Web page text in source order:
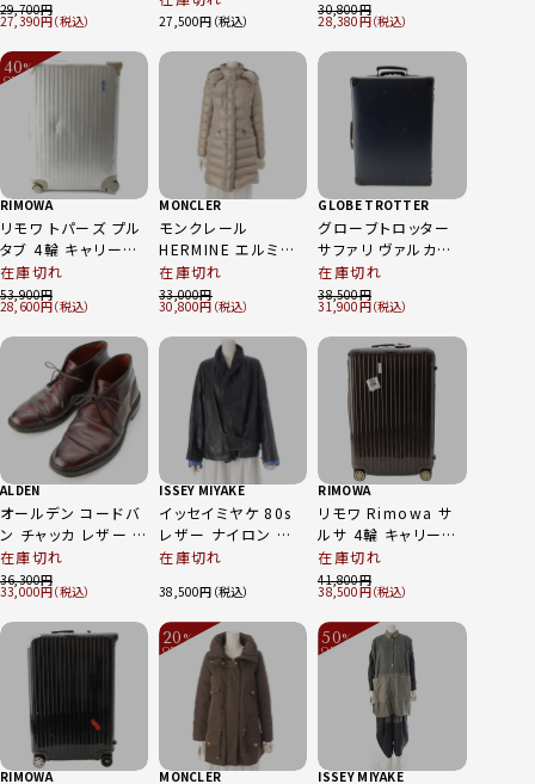
レタン ベルトバッグ
ウエストポーチ
S61WB0000 ブラッ
ク
29,700
27,390
ク総柄 チェーン ショ
ボディ ブラック ゴー
ルド金具
27,500
ト付き ブラック 40
30,800
28,380
40%
OFF
RIMOWA
リモワ トパーズ プル
タブ 4輪 キャリーバ
ッグ キャリーケース
トラベルバッグ
93170 シルバー
82L
在庫切れ
53,900
28,600
MONCLER
モンクレール
HERMINE エルミン
ヌ ロング ダウンコー
ト アウター ベージュ
00
在庫切れ
33,000
30,800
GLOBE TROTTER
グローブトロッター
サファリ ヴァルカンフ
ァイバー レザー スー
ツケース ネイビー ブ
ラック
在庫切れ
38,500
31,900
ALDEN
オールデン コードバ
ン チャッカ レザー バ
リーラスト ブーツ シ
ューズ 1339 バーガ
ンディ 7
在庫切れ
36,300
33,000
ISSEY MIYAKE
イッセイミヤケ 80s
レザー ナイロン 筆タ
グ 4WAY ジャケット
ブルー×ブラック M
在庫切れ
38,500
RIMOWA
リモワ Rimowa サ
ルサ 4輪 キャリーバ
ッグ キャリーケース
スーツケース ブラウ
ン 60L
在庫切れ
41,800
38,500
RIMOWA
20%
OFF
MONCLER
50%
OFF
ISSEY MIYAKE